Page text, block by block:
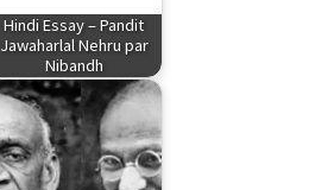
Hindi Essay – Pandit
Jawaharlal Nehru par
Nibandh